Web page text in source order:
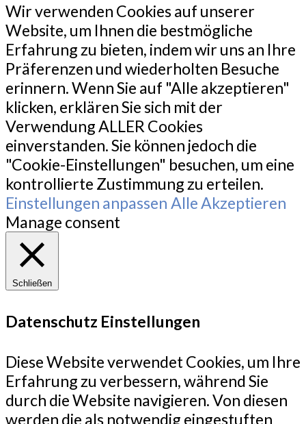
Wir verwenden Cookies auf unserer
Website, um Ihnen die bestmögliche
Erfahrung zu bieten, indem wir uns an Ihre
Präferenzen und wiederholten Besuche
erinnern. Wenn Sie auf "Alle akzeptieren"
klicken, erklären Sie sich mit der
Verwendung ALLER Cookies
einverstanden. Sie können jedoch die
"Cookie-Einstellungen" besuchen, um eine
kontrollierte Zustimmung zu erteilen.
Einstellungen anpassen Alle Akzeptieren
Manage consent
Schließen
Datenschutz Einstellungen
Diese Website verwendet Cookies, um Ihre
Erfahrung zu verbessern, während Sie
durch die Website navigieren. Von diesen
werden die als notwendig eingestuften